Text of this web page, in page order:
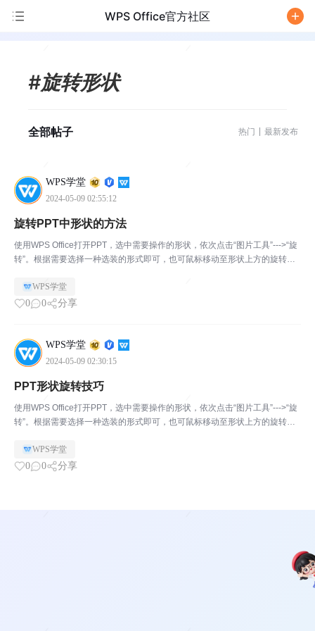
WPS Office官方社区
#旋转形状
全部帖子 热门 最新发布
WPS学堂
2024-05-09 02:55:12
旋转PPT中形状的方法
使用WPS Office打开PPT，选中需要操作的形状，依次点击“图片工具”--->“旋
转”。根据需要选择一种选装的形式即可，也可鼠标移动至形状上方的旋转按
WPS学堂
0 0 分享
WPS学堂
2024-05-09 02:30:15
PPT形状旋转技巧
使用WPS Office打开PPT，选中需要操作的形状，依次点击“图片工具”--->“旋
转”。根据需要选择一种选装的形式即可，也可鼠标移动至形状上方的旋转按
WPS学堂
0 0 分享